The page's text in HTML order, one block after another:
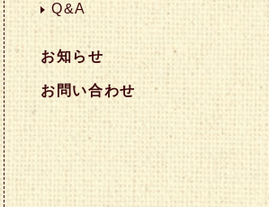
Q&A
お知らせ
お問い合わせ